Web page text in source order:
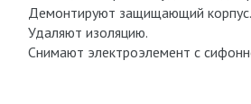
Демонтируют защищающий корпус.
Удаляют изоляцию.
Снимают электроэлемент с